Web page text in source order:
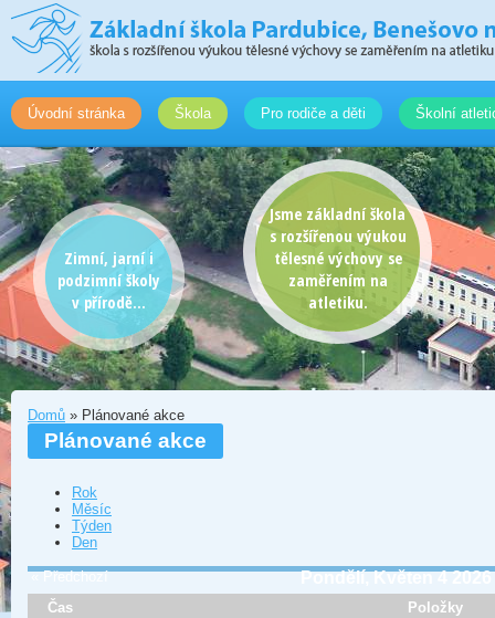
Úvodní stránka Škola Pro rodiče a děti Školní
Zimní, jarní i
podzimní školy
v přírodě...
Jsme základní škola
s rozšířenou výukou
tělesné výchovy se
zaměřením na
atletiku.
Domů » Plánované akce
Plánované akce
Rok
Měsíc
Týden
Den
« Předchozí Pondělí, Květen 4 2026
Čas Položky